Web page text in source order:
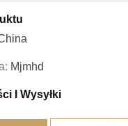
Mjmhd
I Wysyłki